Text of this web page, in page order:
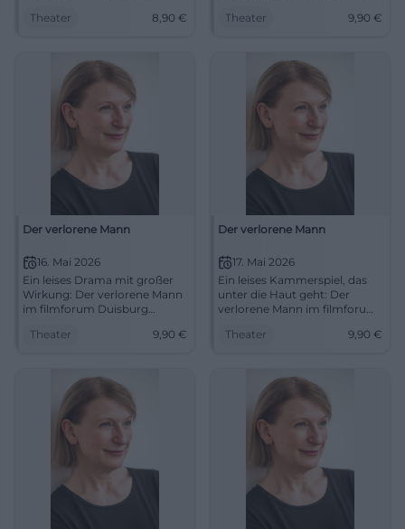
starkem Ensemble.
Theater 8,90 €
und feiner Regie. 13.05.2026,
Theater 9,90 €
Der verlorene Mann
16. Mai 2026
Ein leises Drama mit großer
Wirkung: Der verlorene Mann
im filmforum Duisburg
Schauspielkunst und feiner
#Theater #Duisburg
Theater 9,90 €
Der verlorene Mann
17. Mai 2026
Ein leises Kammerspiel, das
unter die Haut geht: Der
verlorene Mann im filmforum
Erinnerung, Nähe und Würde.
Theater 9,90 €